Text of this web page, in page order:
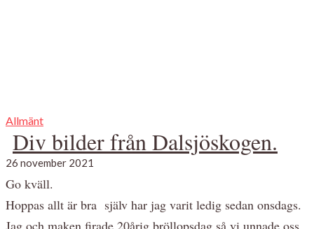
Allmänt
Div bilder från Dalsjöskogen.
26 november 2021
Go kväll.
Hoppas allt är bra själv har jag varit ledig sedan onsdags.
Jag och maken firade 20årig bröllopsdag så vi unnade oss